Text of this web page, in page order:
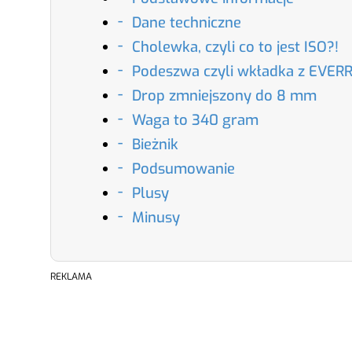
Dane techniczne
Cholewka, czyli co to jest ISO?!
Podeszwa czyli wkładka z
Drop zmniejszony do 8 mm
Waga to 340 gram
Bieżnik
Podsumowanie
Plusy
Minusy
REKLAMA